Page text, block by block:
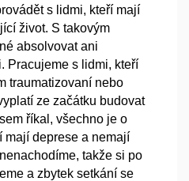
s lidmi, kteří mají
život. S takovým
absolvovat ani
Pracujeme s lidmi, kteří
traumatizovaní nebo
ze začátku budovat
říkal, všechno je o
mají deprese a nemají
takže si po
a zbytek setkání se